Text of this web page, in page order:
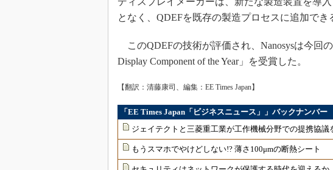
となく、QDEFを既存の製造プロセスに追加でき
このQDEFの技術が評価され、Nanosysは今回の
Display Component of the Year」を受賞した。
【翻訳：清藤康司、編集：EE Times Japan】
「EE Times Japan「ビジネスニュース」」バックナンバー
ジェイテクトと三菱重工業が工作機械分野での提携協議
もうスマホでやけどしない!? 薄さ100μmの断熱シート